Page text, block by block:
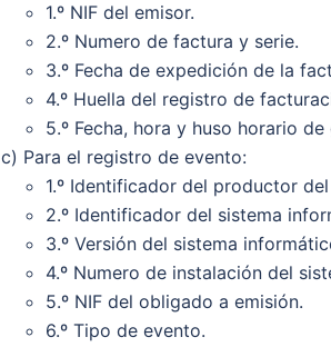
1.º NIF del emisor.
2.º Numero de factura y serie.
3.º Fecha de expedición de la
4.º Huella del registro de
5.º Fecha, hora y huso horario
c) Para el registro de evento:
1.º Identificador del productor
2.º Identificador del sistema
3.º Versión del sistema
4.º Numero de instalación del
5.º NIF del obligado a emisión.
6.º Tipo de evento.